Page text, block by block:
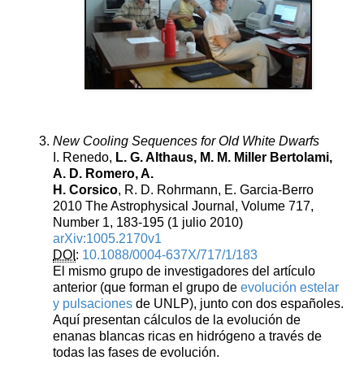
New Cooling Sequences for Old White Dwarfs
I. Renedo, L. G. Althaus, M. M. Miller Bertolami,
A. D. Romero, A.
H. Corsico, R. D. Rohrmann, E. Garcia-Berro
2010 The Astrophysical Journal, Volume 717,
Number 1, 183-195 (1 julio 2010)
arXiv:1005.2170v1
DOI : 10.1088/0004-637X/717/1/183
El mismo grupo de investigadores del artículo
anterior (que forman el grupo de evolución estelar
y pulsaciones de UNLP), junto con dos españoles.
Aquí presentan cálculos de la evolución de
enanas blancas ricas en hidrógeno a través de
todas las fases de evolución.